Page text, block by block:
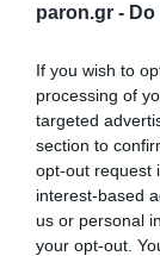
paron.gr -
If you wish to
processing of
targeted
section to
opt-out request
interest-based
us or personal
your opt-out.
Η